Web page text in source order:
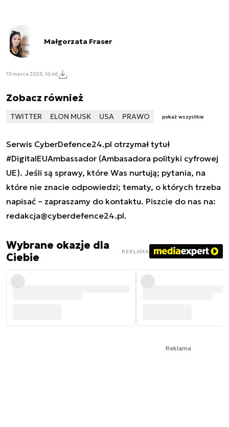
Małgorzata Fraser
10 marca 2023, 16:46
Zobacz również
TWITTER ELON MUSK USA PRAWO pokaż wszystkie
Serwis CyberDefence24.pl otrzymał tytuł
#DigitalEUAmbassador (Ambasadora polityki cyfrowej
UE). Jeśli są sprawy, które Was nurtują; pytania, na
które nie znacie odpowiedzi; tematy, o których trzeba
napisać – zapraszamy do kontaktu. Piszcie do nas na:
redakcja@cyberdefence24.pl.
Wybrane okazje dla
Ciebie
REKLAMA
Reklama